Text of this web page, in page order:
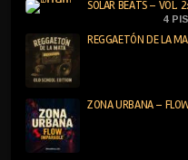
SOLAR BEATS – VOL.
4
REGGAETÓN DE LA
ZONA URBANA –